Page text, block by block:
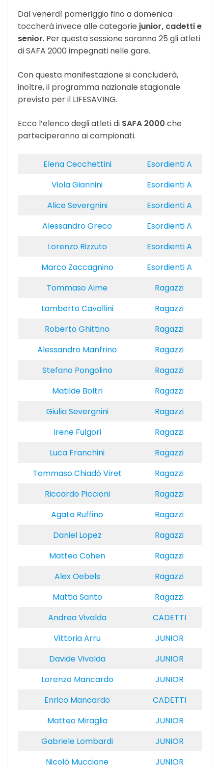
Dal venerdì pomeriggio fino a domenica
toccherà invece alle categorie junior, cadetti e
senior. Per questa sessione saranno 25 gli atleti
di SAFA 2000 impegnati nelle gare.
Con questa manifestazione si concluderà,
inoltre, il programma nazionale stagionale
previsto per il LIFESAVING.
Ecco l’elenco degli atleti di SAFA 2000 che
parteciperanno ai campionati.
Elena Cecchettini
Esordienti A
Viola Giannini
Esordienti A
Alice Severgnini
Esordienti A
Alessandro Greco
Esordienti A
Lorenzo Rizzuto
Esordienti A
Marco Zaccagnino
Esordienti A
Tommaso Aime
Ragazzi
Lamberto Cavallini
Ragazzi
Roberto Ghittino
Ragazzi
Alessandro Manfrino
Ragazzi
Stefano Pongolino
Ragazzi
Matilde Boltri
Ragazzi
Giulia Severgnini
Ragazzi
Irene Fulgori
Ragazzi
Luca Franchini
Ragazzi
Tommaso Chiadò Viret
Ragazzi
Riccardo Piccioni
Ragazzi
Agata Ruffino
Ragazzi
Daniel Lopez
Ragazzi
Matteo Cohen
Ragazzi
Alex Oebels
Ragazzi
Mattia Santo
Ragazzi
Andrea Vivalda
CADETTI
Vittoria Arru
JUNIOR
Davide Vivalda
JUNIOR
Lorenzo Mancardo
JUNIOR
Enrico Mancardo
CADETTI
Matteo Miraglia
JUNIOR
Gabriele Lombardi
JUNIOR
Nicolò Muccione
JUNIOR